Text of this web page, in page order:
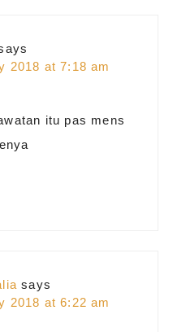
2018 at 7:18 am
itu pas mens
says
2018 at 6:22 am